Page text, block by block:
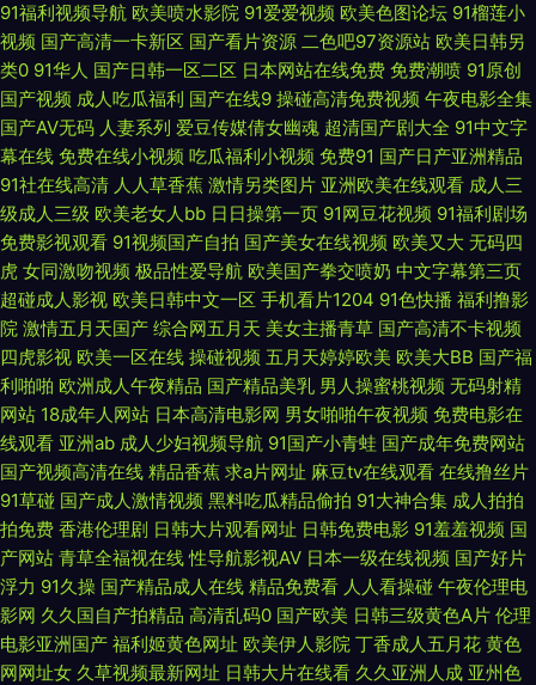
三级a片 欧美恍交一区 熟女色网 18香蕉 99超碰人人爱 豆花91熟女自拍 久草
福利网站 青娱乐超碰吧 无码导航 中文字幕黄色毛片 99超碰大香蕉 成人午夜
福利影院 黑丝小萝莉被后入 免费看黄链接 色五月天网站 最新浮力网址公
www超碰93 国产情侣久久 老司机电影网av 日本女V素人妻 亚洲成人电影免
费 91拍拍拍在线 白丝唐伯虎 韩国二级无码 欧美日逼视频 深夜福利导航站 最
新91网址 99热碰碰热精品 女同自慰网站 自慰综合网 白浆国产91 国模精品五
区 欧美性爱首页 婷婷春色五月天 91激情双飞 操逼av资源网 国产精品在线久
久 免费网址91 日韩三极片 亚洲天堂免费 91网址在线视频 国产韩日第一页
美女在线91 日韩深夜av福利 亚洲影院97 avtb麻豆花绯 国产精品第八页 麻
豆传媒视频网站 日韩三级专区 亚洲中文乱轮 www变态天堂 韩日一本道 欧
美人人色 天天日批 91处女视频 www传媒探花 国产另类老女人 另类图片综
91福利视频导航 欧美喷水影院 91爱爱视频 欧美色图论坛 91榴莲小
视频 国产高清一卡新区 国产看片资源 二色吧97资源站 欧美日韩另
类0 91华人 国产日韩一区二区 日本网站在线免费 免费潮喷 91原创
国产视频 成人吃瓜福利 国产在线9 操碰高清免费视频 午夜电影全集
国产AV无码 人妻系列 爱豆传媒倩女幽魂 超清国产剧大全 91中文字
幕在线 免费在线小视频 吃瓜福利小视频 免费91 国产日产亚洲精品
91社在线高清 人人草香蕉 激情另类图片 亚洲欧美在线观看 成人三
级成人三级 欧美老女人bb 日日操第一页 91网豆花视频 91福利剧场
免费影视观看 91视频国产自拍 国产美女在线视频 欧美又大 无码四
虎 女同激吻视频 极品性爱导航 欧美国产拳交喷奶 中文字幕第三页
超碰成人影视 欧美日韩中文一区 手机看片1204 91色快播 福利撸影
院 激情五月天国产 综合网五月天 美女主播青草 国产高清不卡视频
四虎影视 欧美一区在线 操碰视频 五月天婷婷欧美 欧美大BB 国产福
利啪啪 欧洲成人午夜精品 国产精品美乳 男人操蜜桃视频 无码射精
网站 18成年人网站 日本高清电影网 男女啪啪午夜视频 免费电影在
线观看 亚洲ab 成人少妇视频导航 91国产小青蛙 国产成年免费网站
国产视频高清在线 精品香蕉 求a片网址 麻豆tv在线观看 在线撸丝片
91草碰 国产成人激情视频 黑料吃瓜精品偷拍 91大神合集 成人拍拍
拍免费 香港伦理剧 日韩大片观看网址 日韩免费电影 91羞羞视频 国
产网站 青草全福视在线 性导航影视AV 日本一级在线视频 国产好片
浮力 91久操 国产精品成人在线 精品免费看 人人看操碰 午夜伦理电
影网 久久国自产拍精品 高清乱码0 国产欧美 日韩三级黄色A片 伦理
电影亚洲国产 福利姬黄色网址 欧美伊人影院 丁香成人五月花 黄色
网网址女 久草视频最新网址 日韩大片在线看 久久亚洲人成 亚州色